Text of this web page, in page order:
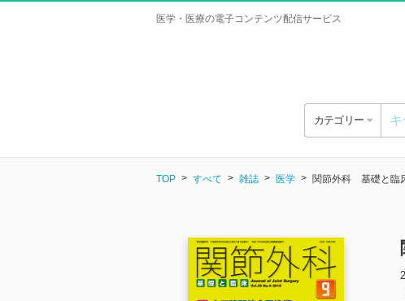
医学・医療の電子コンテンツ配信サービス
カテゴリー
TOP すべて 雑誌 医学 関節外科 基礎と臨